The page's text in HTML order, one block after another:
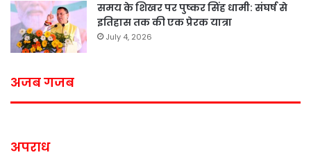
समय के शिखर पर पुष्कर सिंह धामी: संघर्ष से
इतिहास तक की एक प्रेरक यात्रा
July 4, 2026
अजब गजब
अपराध